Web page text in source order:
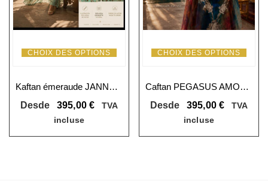
CHOIX DES OPTIONS
Kaftan émeraude JANNAT – Collection Resort
Desde
395,00 €
TVA
incluse
CHOIX DES OPTIONS
Caftan PEGASUS AMORE : Entre nuages et ailes
Desde
395,00 €
TVA
incluse